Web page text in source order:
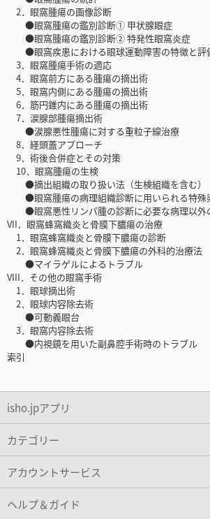
2．眼窩腫瘍の画像診断
●眼窩腫瘍の鑑別診断① 甲状腺眼症
●眼窩腫瘍の鑑別診断② 特発性眼窩炎症
●眼窩疾患における眼球運動障害の特徴と評
3．眼窩腫瘍手術の適応
4．眼窩前方にある腫瘍の摘出術
5．眼窩内側にある腫瘍の摘出術
6．筋円錐内にある腫瘍の摘出術
7．涙腺部腫瘍摘出術
●涙腺悪性腫瘍に対する重粒子線治療
8．経頭蓋アプローチ
9．術後合併症とその対策
10．眼窩腫瘍の生検
●摘出組織の取り扱い法（生検組織を含む）
●眼窩腫瘍の病理組織診断に用いられる特殊
●眼窩悪性リンパ腫の診断に必要な病理以外
VII．眼窩蜂窩織炎と骨膜下膿瘍の治療
1．眼窩蜂窩織炎と骨膜下膿瘍の診断
2．眼窩蜂窩織炎と骨膜下膿瘍の外科的治療法
●マイラゲルによるトラブル
VIII．その他の眼窩手術
1．眼球摘出術
2．眼球内容除去術
●可動義眼台
3．眼窩内容除去術
●内視鏡を用いた副鼻腔手術時のトラブル
索引
isho.jpアプリ
カテゴリー
アカウントサービス
ヘルプ＆ガイド